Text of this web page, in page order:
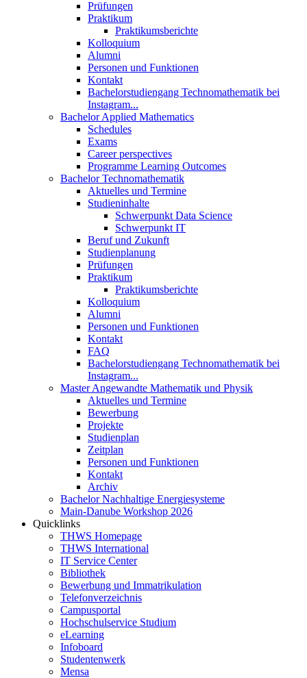
Prüfungen
Praktikum
Praktikumsberichte
Kolloquium
Alumni
Personen und Funktionen
Kontakt
Bachelorstudiengang Technomathematik bei
Instagram...
Bachelor Applied Mathematics
Schedules
Exams
Career perspectives
Programme Learning Outcomes
Bachelor Technomathematik
Aktuelles und Termine
Studieninhalte
Schwerpunkt Data Science
Schwerpunkt IT
Beruf und Zukunft
Studienplanung
Prüfungen
Praktikum
Praktikumsberichte
Kolloquium
Alumni
Personen und Funktionen
Kontakt
FAQ
Bachelorstudiengang Technomathematik bei
Instagram...
Master Angewandte Mathematik und Physik
Aktuelles und Termine
Bewerbung
Projekte
Studienplan
Zeitplan
Personen und Funktionen
Kontakt
Archiv
Bachelor Nachhaltige Energiesysteme
Main-Danube Workshop 2026
Quicklinks
THWS Homepage
THWS International
IT Service Center
Bibliothek
Bewerbung und Immatrikulation
Telefonverzeichnis
Campusportal
Hochschulservice Studium
eLearning
Infoboard
Studentenwerk
Mensa